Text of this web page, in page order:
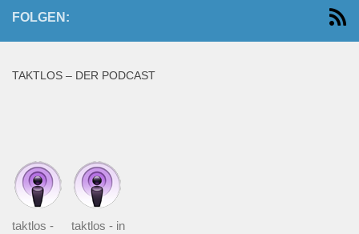
FOLGEN:
TAKTLOS – DER PODCAST
taktlos -
taktlos - in